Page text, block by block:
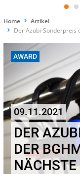
Home
Artikel
Der Azubi-Sonderpreis
AWARD
09.11.2021
DER
DER
NÄCHSTE